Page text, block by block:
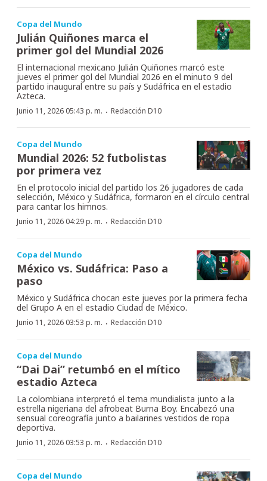
Copa del Mundo
Julián Quiñones marca el
primer gol del Mundial 2026
El internacional mexicano Julián Quiñones marcó este
jueves el primer gol del Mundial 2026 en el minuto 9 del
partido inaugural entre su país y Sudáfrica en el estadio
Azteca.
Junio 11, 2026 05:43 p. m. · Redacción D10
Copa del Mundo
Mundial 2026: 52 futbolistas
por primera vez
En el protocolo inicial del partido los 26 jugadores de cada
selección, México y Sudáfrica, formaron en el círculo central
para cantar los himnos.
Junio 11, 2026 04:29 p. m. · Redacción D10
Copa del Mundo
México vs. Sudáfrica: Paso a
paso
México y Sudáfrica chocan este jueves por la primera fecha
del Grupo A en el estadio Ciudad de México.
Junio 11, 2026 03:53 p. m. · Redacción D10
Copa del Mundo
“Dai Dai” retumbó en el mítico
estadio Azteca
La colombiana interpretó el tema mundialista junto a la
estrella nigeriana del afrobeat Burna Boy. Encabezó una
sensual coreografía junto a bailarines vestidos de ropa
deportiva.
Junio 11, 2026 03:53 p. m. · Redacción D10
Copa del Mundo